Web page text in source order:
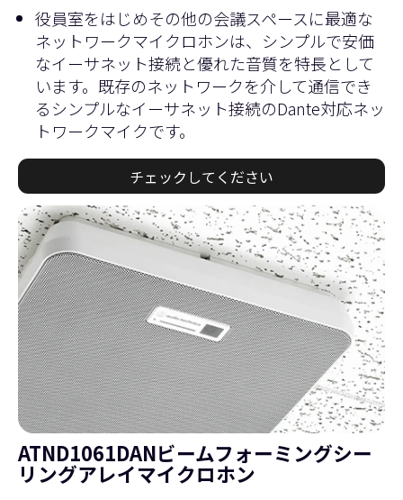
役員室をはじめその他の会議スペースに最適な
ネットワークマイクロホンは、シンプルで安価
なイーサネット接続と優れた音質を特長として
います。既存のネットワークを介して通信でき
るシンプルなイーサネット接続のDante対応ネッ
トワークマイクです。
チェックしてください
ATND1061DANビームフォーミングシー
リングアレイマイクロホン